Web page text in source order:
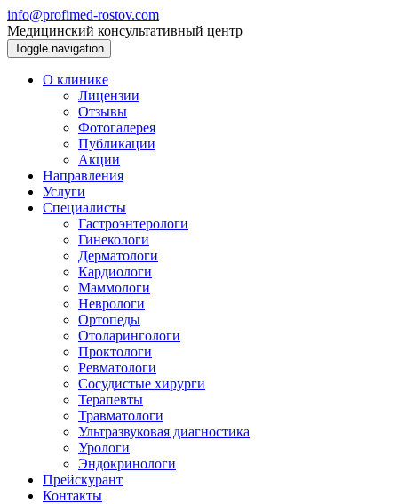
info@profimed-rostov.com
Медицинский консультативный центр
Toggle navigation
О клинике
Лицензии
Отзывы
Фотогалерея
Публикации
Акции
Направления
Услуги
Специалисты
Гастроэнтерологи
Гинекологи
Дерматологи
Кардиологи
Маммологи
Неврологи
Ортопеды
Отоларингологи
Проктологи
Ревматологи
Сосудистые хирурги
Терапевты
Травматологи
Ультразвуковая диагностика
Урологи
Эндокринологи
Прейскурант
Контакты